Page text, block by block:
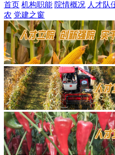
首页 机构职能 院情概况 人才队
农 党建之窗